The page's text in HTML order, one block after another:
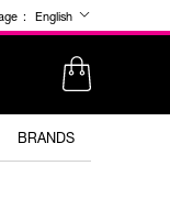
: English
BRANDS